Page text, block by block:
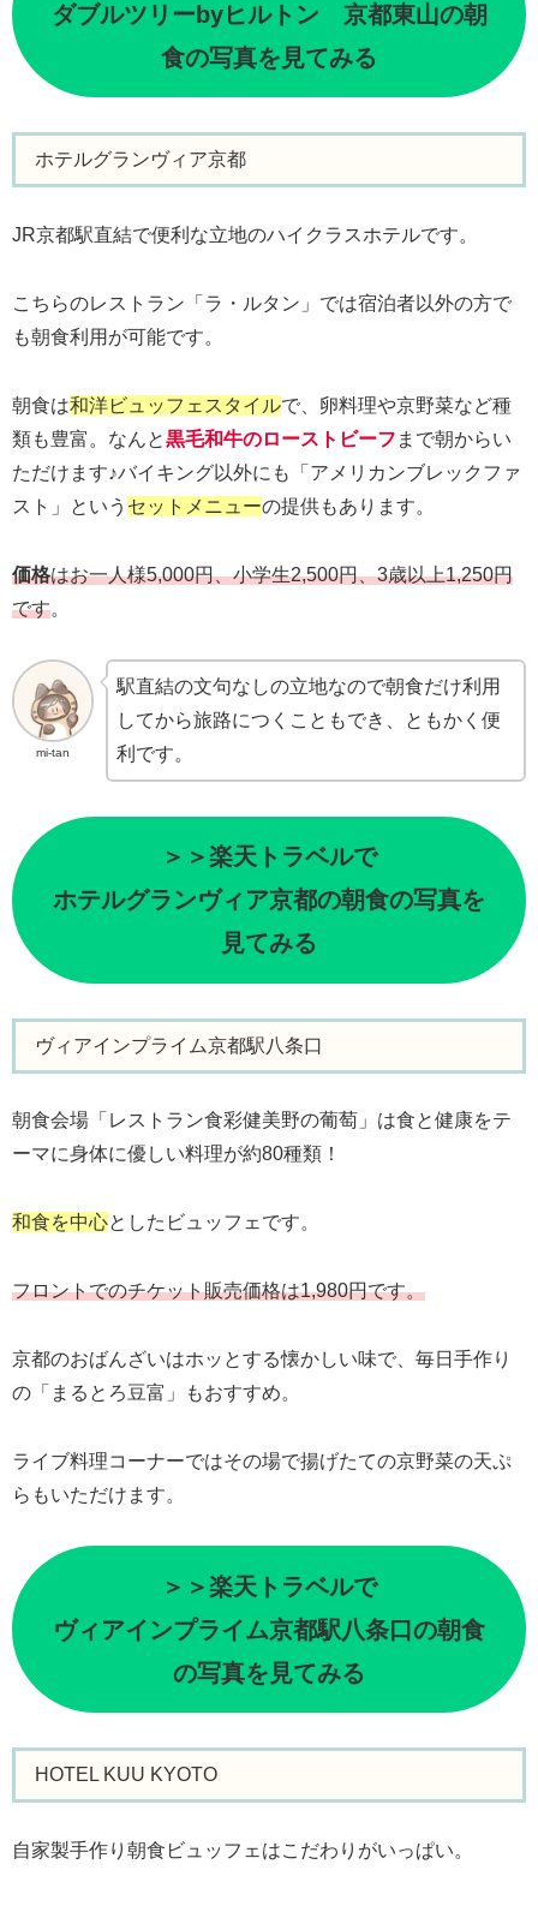
ダブルツリーbyヒルトン 京都東山の朝
食の写真を見てみる
ホテルグランヴィア京都
JR京都駅直結で便利な立地のハイクラスホテルです。
こちらのレストラン「ラ・ルタン」では宿泊者以外の方で
も朝食利用が可能です。
朝食は和洋ビュッフェスタイルで、卵料理や京野菜など種
類も豊富。なんと黒毛和牛のローストビーフ まで朝からい
ただけます♪バイキング以外にも「アメリカンブレックファ
スト」という セットメニューの提供もあります。
価格はお一人様5,000円、小学生2,500円、3歳以上1,250円
です。
mi-tan
駅直結の文句なしの立地なので朝食だけ利用
してから旅路につくこともでき、ともかく便
利です。
＞＞楽天トラベルで
ホテルグランヴィア京都の朝食の写真を
見てみる
ヴィアインプライム京都駅八条口
朝食会場「レストラン食彩健美野の葡萄」は食と健康をテ
ーマに身体に優しい料理が約80種類！
和食を中心としたビュッフェです。
フロントでのチケット販売価格は1,980円です。
京都のおばんざいはホッとする懐かしい味で、毎日手作り
の「まるとろ豆富」もおすすめ。
ライブ料理コーナーではその場で揚げたての京野菜の天ぷ
らもいただけます。
＞＞楽天トラベルで
ヴィアインプライム京都駅八条口の朝食
の写真を見てみる
HOTEL KUU KYOTO
自家製手作り朝食ビュッフェはこだわりがいっぱい。